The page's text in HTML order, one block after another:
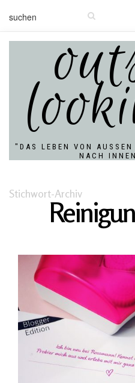
"DAS LEBEN VON AUSSEN
ACH INNEN
Stichwort-Archiv